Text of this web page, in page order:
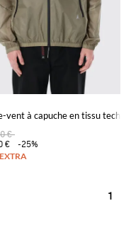
vent à capuche en tissu
€
€
-25%
1